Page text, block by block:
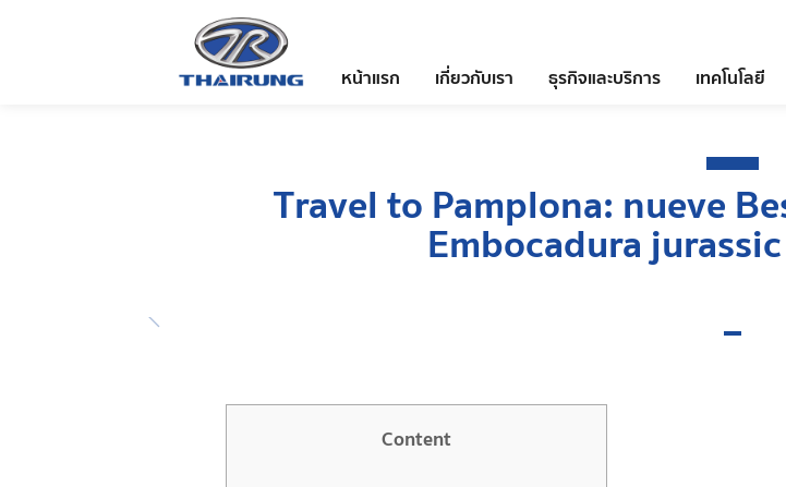
หน้าแรก เกี่ยวกับเรา ธุรกิจและบริการ เทคโนโลยี
Travel to Pamplona: nueve
Embocadura
Content